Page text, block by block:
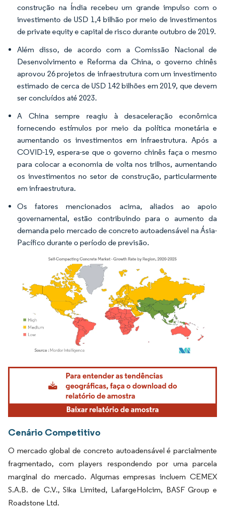
construção na Índia recebeu um grande impulso com o
investimento de USD 1,4 bilhão por meio de investimentos
de private equity e capital de risco durante outubro de 2019.
Além disso, de acordo com a Comissão Nacional de
Desenvolvimento e Reforma da China, o governo chinês
aprovou 26 projetos de infraestrutura com um investimento
estimado de cerca de USD 142 bilhões em 2019, que devem
ser concluídos até 2023.
A China sempre reagiu à desaceleração econômica
fornecendo estímulos por meio da política monetária e
aumentando os investimentos em infraestrutura. Após a
COVID-19, espera-se que o governo chinês faça o mesmo
para colocar a economia de volta nos trilhos, aumentando
os investimentos no setor de construção, particularmente
em infraestrutura.
Os fatores mencionados acima, aliados ao apoio
governamental, estão contribuindo para o aumento da
demanda pelo mercado de concreto autoadensável na Ásia-
Pacífico durante o período de previsão.
Imagem © Mordor Intelligence. O reuso requer atribuição conforme CC BY 4.0.
Cenário Competitivo
O mercado global de concreto autoadensável é parcialmente
fragmentado, com players respondendo por uma parcela
marginal do mercado. Algumas empresas incluem CEMEX
S.A.B. de C.V., Sika Limited, LafargeHolcim, BASF Group e
Roadstone Ltd.